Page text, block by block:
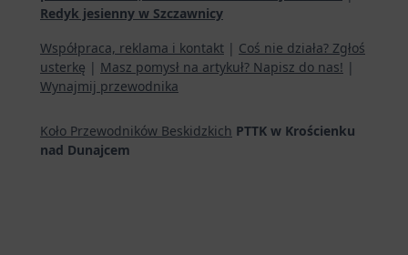
Redyk jesienny w Szczawnicy
Współpraca, reklama i kontakt | Coś nie działa? Zgłoś
usterkę | Masz pomysł na artykuł? Napisz do nas! |
Wynajmij przewodnika
Koło Przewodników Beskidzkich PTTK w Krościenku
nad Dunajcem